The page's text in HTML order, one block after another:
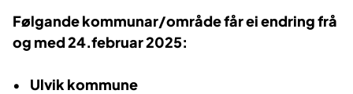
Følgande kommunar/område får ei endring frå
og med 24.februar 2025:
•
Ulvik kommune